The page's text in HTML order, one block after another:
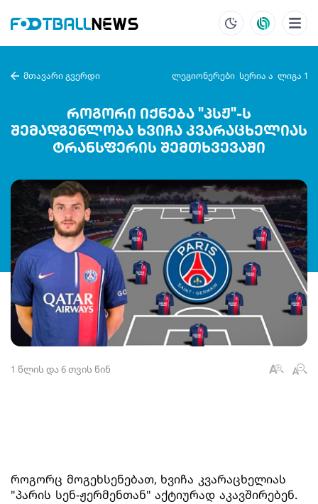
მთავარი გვერდი ლეგიონერები სერია ა ლიგა 1
როგორი იქნება "პსჟ"-ს
შემადგენლობა ხვიჩა კვარაცხელიას
ტრანსფერის შემთხვევაში
1 წლის და 6 თვის წინ
როგორც მოგეხსენებათ, ხვიჩა კვარაცხელიას
"პარის სენ-ჟერმენთან" აქტიურად აკავშირებენ.